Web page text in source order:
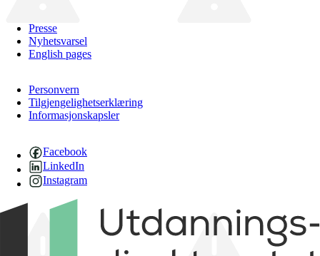
Presse
Nyhetsvarsel
English pages
Personvern
Tilgjengelighetserklæring
Informasjonskapsler
Facebook
LinkedIn
Instagram